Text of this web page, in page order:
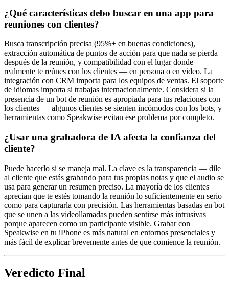
¿Qué características debo buscar en una app para
reuniones con clientes?
Busca transcripción precisa (95%+ en buenas condiciones),
extracción automática de puntos de acción para que nada se pierda
después de la reunión, y compatibilidad con el lugar donde
realmente te reúnes con los clientes — en persona o en video. La
integración con CRM importa para los equipos de ventas. El soporte
de idiomas importa si trabajas internacionalmente. Considera si la
presencia de un bot de reunión es apropiada para tus relaciones con
los clientes — algunos clientes se sienten incómodos con los bots, y
herramientas como Speakwise evitan ese problema por completo.
¿Usar una grabadora de IA afecta la confianza del
cliente?
Puede hacerlo si se maneja mal. La clave es la transparencia — dile
al cliente que estás grabando para tus propias notas y que el audio se
usa para generar un resumen preciso. La mayoría de los clientes
aprecian que te estés tomando la reunión lo suficientemente en serio
como para capturarla con precisión. Las herramientas basadas en bot
que se unen a las videollamadas pueden sentirse más intrusivas
porque aparecen como un participante visible. Grabar con
Speakwise en tu iPhone es más natural en entornos presenciales y
más fácil de explicar brevemente antes de que comience la reunión.
Veredicto Final